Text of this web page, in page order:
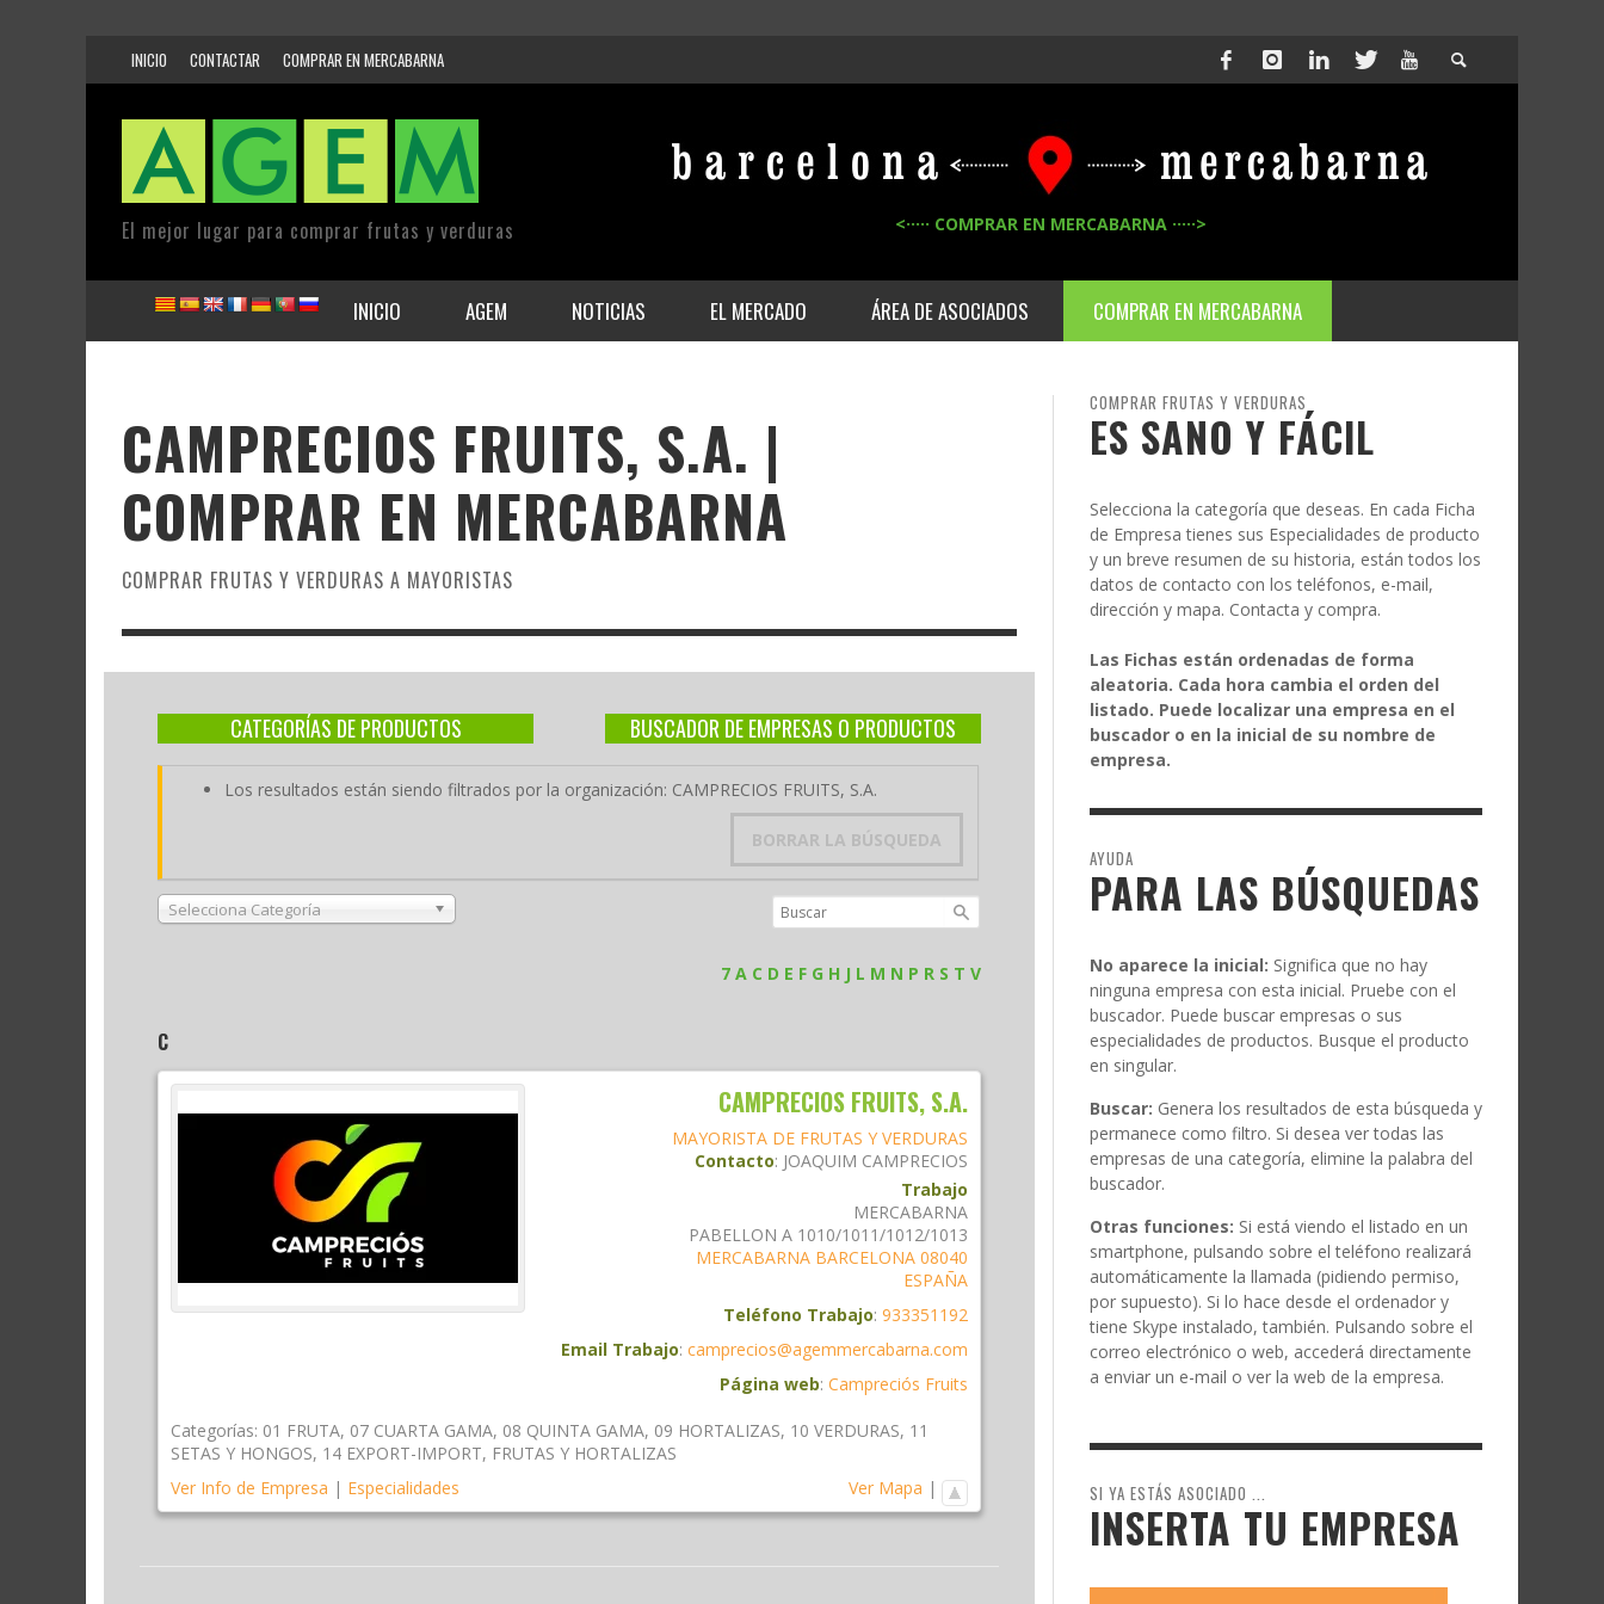
INICIO CONTACTAR COMPRAR EN MERCABARNA
El mejor lugar para comprar frutas y verduras <····· COMPRAR EN MERCABARNA ·····>
INICIO AGEM NOTICIAS EL MERCADO ÁREA DE ASOCIADOS COMPRAR EN MERCABARNA
CAMPRECIOS FRUITS, S.A. |
COMPRAR EN MERCABARNA
COMPRAR FRUTAS Y VERDURAS A MAYORISTAS
CATEGORÍAS DE PRODUCTOS BUSCADOR DE EMPRESAS O PRODUCTOS
Los resultados están siendo filtrados por la organización: CAMPRECIOS FRUITS, S.A.
BORRAR LA BÚSQUEDA
Selecciona Categoría
7 A C D E F G H J L M N P R S T V
C
CAMPRECIOS FRUITS, S.A.
MAYORISTA DE FRUTAS Y VERDURAS
Contacto: JOAQUIM CAMPRECIOS
Trabajo
MERCABARNA
PABELLON A 1010/1011/1012/1013
MERCABARNA BARCELONA 08040
ESPAÑA
Teléfono Trabajo: 933351192
Email Trabajo: camprecios@agemmercabarna.com
Página web: Campreciós Fruits
Categorías: 01 FRUTA, 07 CUARTA GAMA, 08 QUINTA GAMA, 09 HORTALIZAS, 10 VERDURAS, 11
SETAS Y HONGOS, 14 EXPORT-IMPORT, FRUTAS Y HORTALIZAS
Ver Info de Empresa | Especialidades Ver Mapa |
COMPRAR FRUTAS Y VERDURAS
ES SANO Y FÁCIL
Selecciona la categoría que deseas. En cada Ficha
de Empresa tienes sus Especialidades de producto
y un breve resumen de su historia, están todos los
datos de contacto con los teléfonos, e-mail,
dirección y mapa. Contacta y compra.
Las Fichas están ordenadas de forma
aleatoria. Cada hora cambia el orden del
listado. Puede localizar una empresa en el
buscador o en la inicial de su nombre de
empresa.
AYUDA
PARA LAS BÚSQUEDAS
No aparece la inicial: Significa que no hay
ninguna empresa con esta inicial. Pruebe con el
buscador. Puede buscar empresas o sus
especialidades de productos. Busque el producto
en singular.
Buscar: Genera los resultados de esta búsqueda y
permanece como filtro. Si desea ver todas las
empresas de una categoría, elimine la palabra del
buscador.
Otras funciones: Si está viendo el listado en un
smartphone, pulsando sobre el teléfono realizará
automáticamente la llamada (pidiendo permiso,
por supuesto). Si lo hace desde el ordenador y
tiene Skype instalado, también. Pulsando sobre el
correo electrónico o web, accederá directamente
a enviar un e-mail o ver la web de la empresa.
SI YA ESTÁS ASOCIADO ...
INSERTA TU EMPRESA